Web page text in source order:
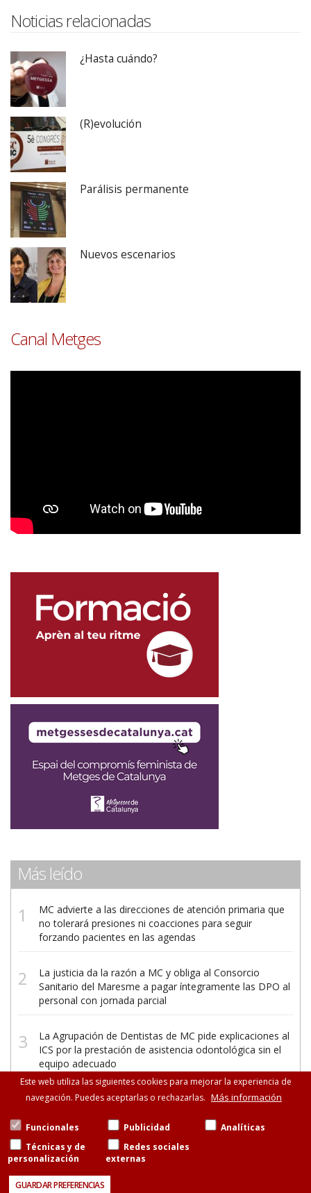
Noticias relacionadas
¿Hasta cuándo?
(R)evolución
Parálisis permanente
Nuevos escenarios
Canal Metges
Más leído
MC advierte a las direcciones de atención primaria que
no tolerará presiones ni coacciones para seguir
forzando pacientes en las agendas
La justicia da la razón a MC y obliga al Consorcio
Sanitario del Maresme a pagar íntegramente las DPO al
personal con jornada parcial
La Agrupación de Dentistas de MC pide explicaciones al
ICS por la prestación de asistencia odontológica sin el
equipo adecuado
©Metges de CatalunyaConsell de Cent, 471-475, esc.B entresuelo, 08013
Barcelona 93 265 11 77 · 93 585 13 88
Este web utiliza las siguientes cookies para mejorar la experiencia de
navegación. Puedes aceptarlas o rechazarlas. Más información
Funcionales Publicidad
Analíticas
Técnicas y de
personalización
Redes sociales
externas
GUARDAR PREFERENCIAS